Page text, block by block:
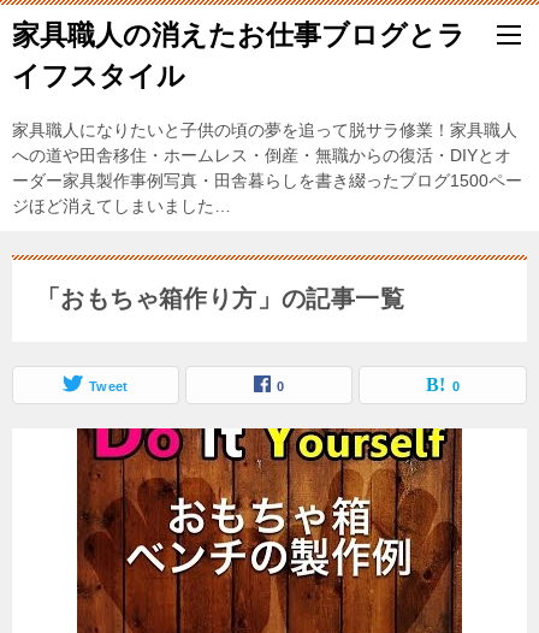
家具職人の消えたお仕事ブログとラ
イフスタイル
家具職人になりたいと子供の頃の夢を追って脱サラ修業！家具職人
への道や田舎移住・ホームレス・倒産・無職からの復活・DIYとオ
ーダー家具製作事例写真・田舎暮らしを書き綴ったブログ1500ペー
ジほど消えてしまいました…
「おもちゃ箱作り方」の記事一覧
Tweet 0 0